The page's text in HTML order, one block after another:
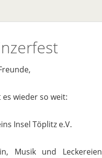
es wieder so weit:
Insel Töplitz e.V.
Musik und